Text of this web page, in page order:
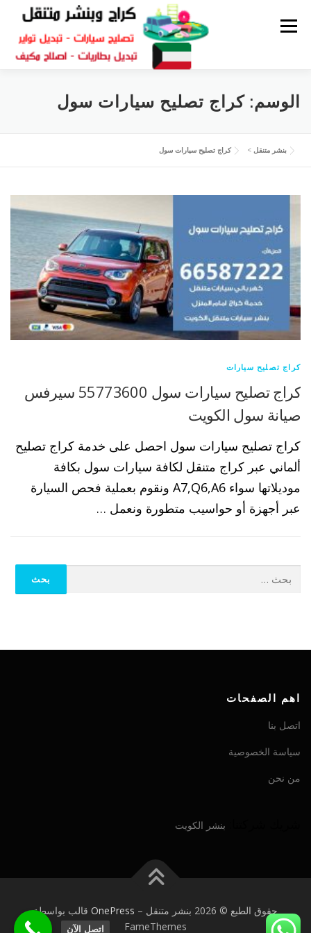
القائمة
كراج تصليح سيارات بنشر الكويت كراج متنقل
سكراب قطع غيار
الوسم:كراج تصليح سيارات سول
بنشر متنقل > كراج تصليح سيارات سول
كراج تصليح سيارات
كراج تصليح سيارات سول 55773600 سيرفس
صيانة سول الكويت
كراج تصليح سيارات سول احصل على خدمة كراج تصليح
ألماني عبر كراج متنقل لكافة سيارات سول بكافة
موديلاتها سواء A7,Q6,A6 ونقوم بعملية فحص السيارة
عبر أجهزة أو حواسيب متطورة ونعمل …
اهم الصفحات
اتصل بنا
سياسة الخصوصية
من نحن
بنشر الكويت
حقوق الطبع © 2026 بنشر متنقل –
OnePress قالب بواسطة
FameThemes
اتصل الآن